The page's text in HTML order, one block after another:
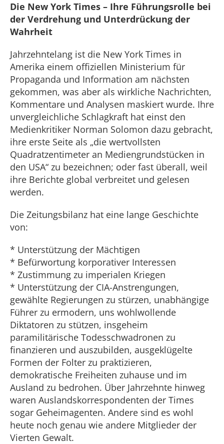
Die New York Times – Ihre Führungsrolle bei
der Verdrehung und Unterdrückung der
Wahrheit
Jahrzehntelang ist die New York Times in
Amerika einem offiziellen Ministerium für
Propaganda und Information am nächsten
gekommen, was aber als wirkliche Nachrichten,
Kommentare und Analysen maskiert wurde. Ihre
unvergleichliche Schlagkraft hat einst den
Medienkritiker Norman Solomon dazu gebracht,
ihre erste Seite als „die wertvollsten
Quadratzentimeter an Mediengrundstücken in
den USA“ zu bezeichnen; oder fast überall, weil
ihre Berichte global verbreitet und gelesen
werden.
Die Zeitungsbilanz hat eine lange Geschichte
von:
* Unterstützung der Mächtigen
* Befürwortung korporativer Interessen
* Zustimmung zu imperialen Kriegen
* Unterstützung der CIA-Anstrengungen,
gewählte Regierungen zu stürzen, unabhängige
Führer zu ermodern, uns wohlwollende
Diktatoren zu stützen, insgeheim
paramilitärische Todesschwadronen zu
finanzieren und auszubilden, ausgeklügelte
Formen der Folter zu praktizieren,
demokratische Freiheiten zuhause und im
Ausland zu bedrohen. Über Jahrzehnte hinweg
waren Auslandskorrespondenten der Times
sogar Geheimagenten. Andere sind es wohl
heute noch genau wie andere Mitglieder der
Vierten Gewalt.